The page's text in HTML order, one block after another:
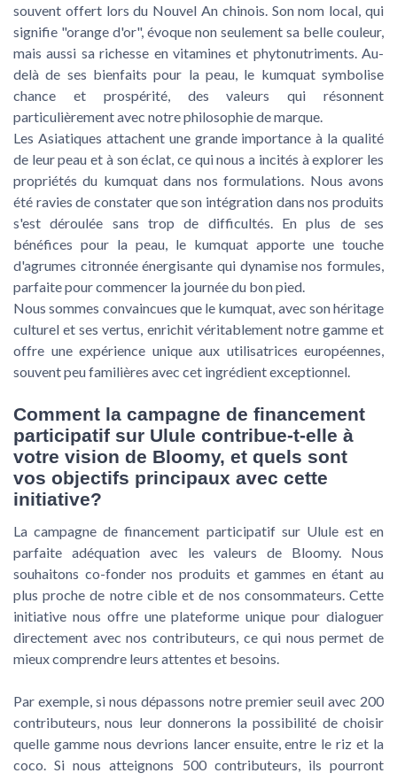
souvent offert lors du Nouvel An chinois. Son nom local, qui
signifie "orange d'or", évoque non seulement sa belle couleur,
mais aussi sa richesse en vitamines et phytonutriments. Au-
delà de ses bienfaits pour la peau, le kumquat symbolise
chance et prospérité, des valeurs qui résonnent
particulièrement avec notre philosophie de marque.
Les Asiatiques attachent une grande importance à la qualité
de leur peau et à son éclat, ce qui nous a incités à explorer les
propriétés du kumquat dans nos formulations. Nous avons
été ravies de constater que son intégration dans nos produits
s'est déroulée sans trop de difficultés. En plus de ses
bénéfices pour la peau, le kumquat apporte une touche
d'agrumes citronnée énergisante qui dynamise nos formules,
parfaite pour commencer la journée du bon pied.
Nous sommes convaincues que le kumquat, avec son héritage
culturel et ses vertus, enrichit véritablement notre gamme et
offre une expérience unique aux utilisatrices européennes,
souvent peu familières avec cet ingrédient exceptionnel.
Comment la campagne de financement
participatif sur Ulule contribue-t-elle à
votre vision de Bloomy, et quels sont
vos objectifs principaux avec cette
initiative?
La campagne de financement participatif sur Ulule est en
parfaite adéquation avec les valeurs de Bloomy. Nous
souhaitons co-fonder nos produits et gammes en étant au
plus proche de notre cible et de nos consommateurs. Cette
initiative nous offre une plateforme unique pour dialoguer
directement avec nos contributeurs, ce qui nous permet de
mieux comprendre leurs attentes et besoins.
Par exemple, si nous dépassons notre premier seuil avec 200
contributeurs, nous leur donnerons la possibilité de choisir
quelle gamme nous devrions lancer ensuite, entre le riz et la
coco. Si nous atteignons 500 contributeurs, ils pourront